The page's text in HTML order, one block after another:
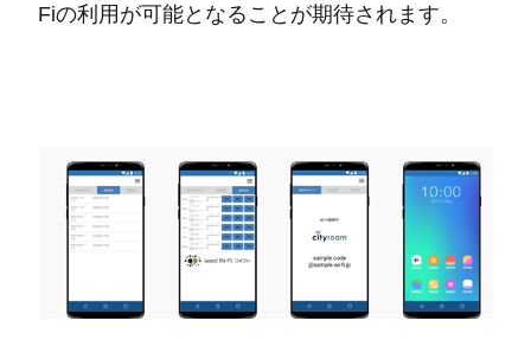
Fiの利用が可能となることが期待されます。